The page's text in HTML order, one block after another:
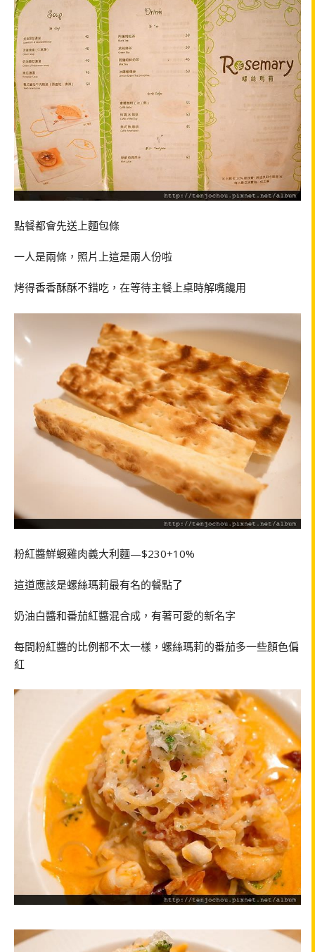
點餐都會先送上麵包條
一人是兩條，照片上這是兩人份啦
烤得香香酥酥不錯吃，在等待主餐上桌時解嘴饞用
粉紅醬鮮蝦雞肉義大利麵—$230+10%
這道應該是螺絲瑪莉最有名的餐點了
奶油白醬和番茄紅醬混合成，有著可愛的新名字
每間粉紅醬的比例都不太一樣，螺絲瑪莉的番茄多一些顏色偏
紅